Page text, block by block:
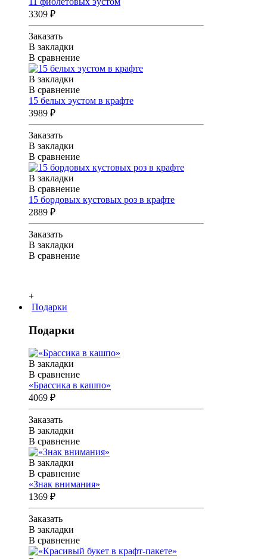
3309 ₽
Заказать
В закладки
В сравнение
В закладки
В сравнение
15 белых эустом в крафте
3989 ₽
Заказать
В закладки
В сравнение
В закладки
В сравнение
15 бордовых кустовых роз в крафте
2889 ₽
Заказать
В закладки
В сравнение
+
Подарки
Подарки
В закладки
В сравнение
«Брассика в кашпо»
4069 ₽
Заказать
В закладки
В сравнение
В закладки
В сравнение
«Знак внимания»
1369 ₽
Заказать
В закладки
В сравнение